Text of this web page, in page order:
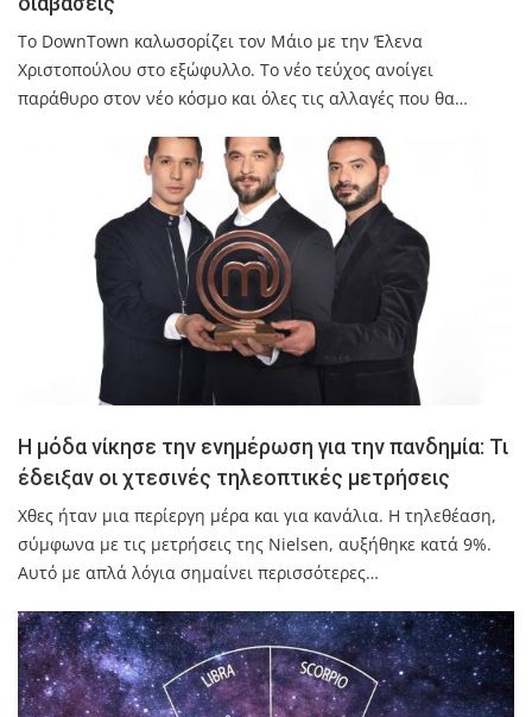
Το DownTown καλωσορίζει τον Μάιο με την Έλενα
Χριστοπούλου στο εξώφυλλο. Το νέο τεύχος ανοίγει
παράθυρο στον νέο κόσμο και όλες τις αλλαγές που θα…
H μόδα νίκησε την ενημέρωση για την πανδημία: Τι
έδειξαν οι χτεσινές τηλεοπτικές μετρήσεις
Χθες ήταν μια περίεργη μέρα και για κανάλια. Η τηλεθέαση,
σύμφωνα με τις μετρήσεις της Nielsen, αυξήθηκε κατά 9%.
Αυτό με απλά λόγια σημαίνει περισσότερες…